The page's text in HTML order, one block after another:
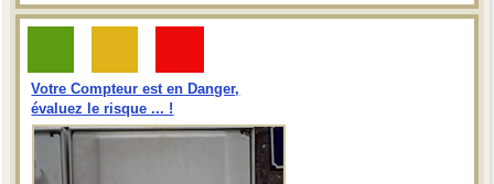
Votre Compteur est en Danger,
évaluez le risque ... !